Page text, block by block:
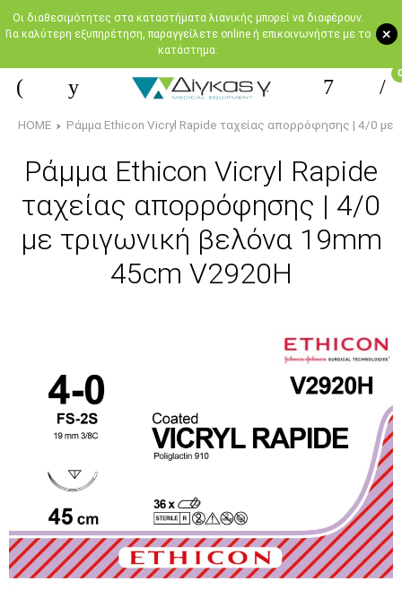
+
Oι διαθεσιμότητες στα καταστήματα λιανικής μπορεί να διαφέρουν.
Για καλύτερη εξυπηρέτηση, παραγγείλετε online ή επικοινωνήστε με το
κατάστημα.
0
HOME Ράμμα Ethicon Vicryl Rapide ταχείας απορρόφησης | 4/0 με
Ράμμα Ethicon Vicryl Rapide
ταχείας απορρόφησης | 4/0
με τριγωνική βελόνα 19mm
45cm V2920H